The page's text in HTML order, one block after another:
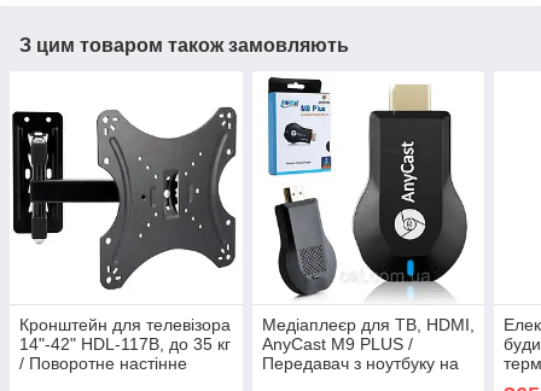
З цим товаром також замовляють
Кронштейн для телевізора
14"-42" HDL-117B, до 35 кг
/ Поворотне настінне
Медіаплеєр для ТВ, HDMI,
AnyCast M9 PLUS /
Передавач з ноутбуку на